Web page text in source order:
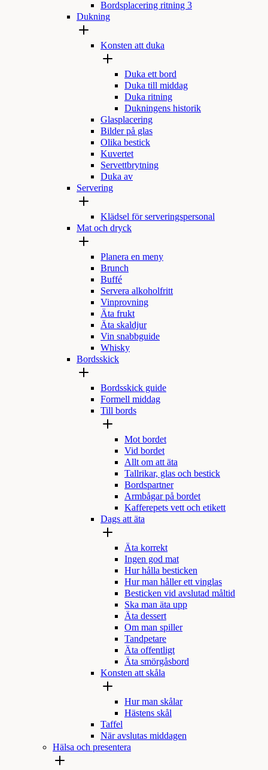
Bordsplacering ritning 3
Dukning
Konsten att duka
Duka ett bord
Duka till middag
Duka ritning
Dukningens historik
Glasplacering
Bilder på glas
Olika bestick
Kuvertet
Servettbrytning
Duka av
Servering
Klädsel för serveringspersonal
Mat och dryck
Planera en meny
Brunch
Buffé
Servera alkoholfritt
Vinprovning
Äta frukt
Äta skaldjur
Vin snabbguide
Whisky
Bordsskick
Bordsskick guide
Formell middag
Till bords
Mot bordet
Vid bordet
Allt om att äta
Tallrikar, glas och bestick
Bordspartner
Armbågar på bordet
Kafferepets vett och etikett
Dags att äta
Äta korrekt
Ingen god mat
Hur hålla besticken
Hur man håller ett vinglas
Besticken vid avslutad måltid
Ska man äta upp
Äta dessert
Om man spiller
Tandpetare
Äta offentligt
Äta smörgåsbord
Konsten att skåla
Hur man skålar
Hästens skål
Taffel
När avslutas middagen
Hälsa och presentera